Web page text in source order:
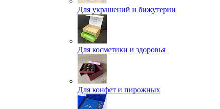
Для украшений и бижутерии
Для косметики и здоровья
Для конфет и пирожных